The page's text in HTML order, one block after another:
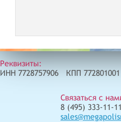
Реквизиты:
ИНН 7728757906 КПП 772801001
Связаться с
8 (495) 333-11-